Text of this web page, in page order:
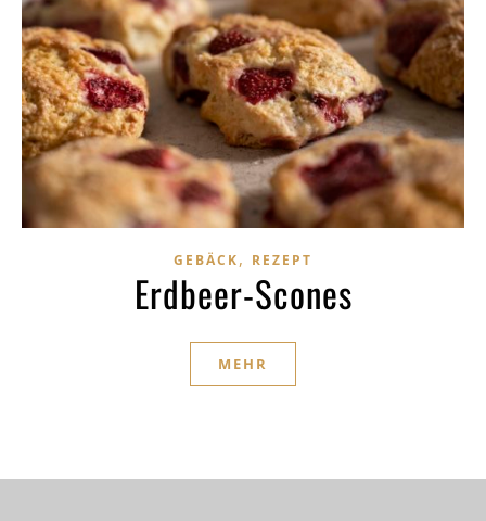
GEBÄCK, REZEPT
Erdbeer-Scones
MEHR